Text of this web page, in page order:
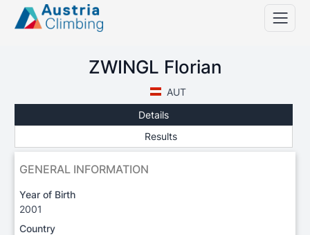
ZWINGL Florian
AUT
Details
Results
GENERAL INFORMATION
Year of Birth
2001
Country